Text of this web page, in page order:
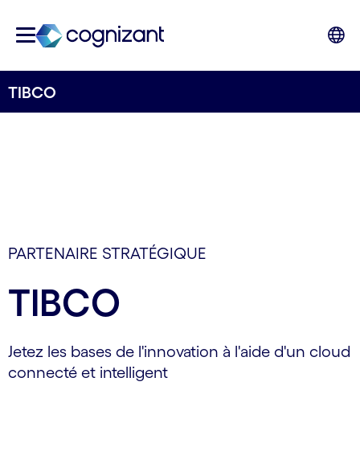
TIBCO
PARTENAIRE STRATÉGIQUE
TIBCO
Jetez les bases de l'innovation à l'aide d'un cloud
connecté et intelligent